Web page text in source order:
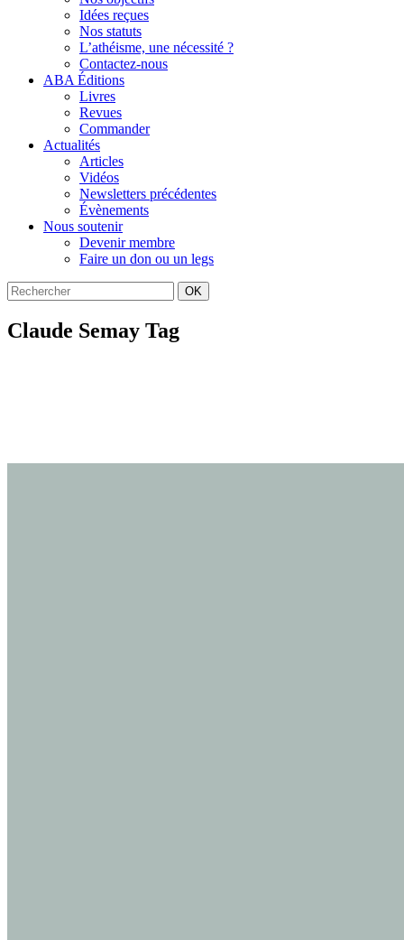
Idées reçues
Nos statuts
L’athéisme, une nécessité ?
Contactez-nous
ABA Éditions
Livres
Revues
Commander
Actualités
Articles
Vidéos
Newsletters précédentes
Évènements
Nous soutenir
Devenir membre
Faire un don ou un legs
OK
Claude Semay Tag